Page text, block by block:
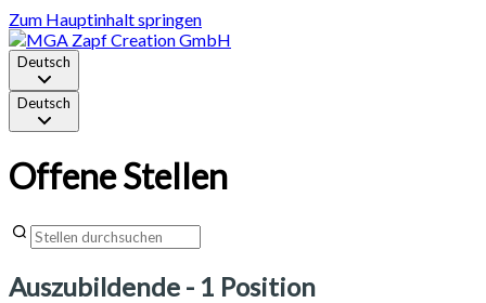
Zum Hauptinhalt springen
Deutsch
Deutsch
Offene Stellen
Auszubildende - 1 Position